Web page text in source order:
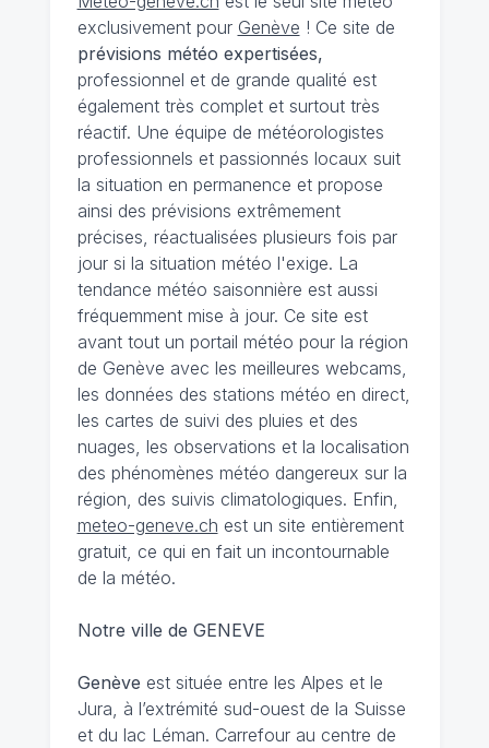
exclusivement pour Genève ! Ce site de
prévisions météo expertisées,
professionnel et de grande qualité est
également très complet et surtout très
réactif. Une équipe de météorologistes
professionnels et passionnés locaux suit
la situation en permanence et propose
ainsi des prévisions extrêmement
précises, réactualisées plusieurs fois par
jour si la situation météo l'exige. La
tendance météo saisonnière est aussi
fréquemment mise à jour. Ce site est
avant tout un portail météo pour la région
de Genève avec les meilleures webcams,
les données des stations météo en direct,
les cartes de suivi des pluies et des
nuages, les observations et la localisation
des phénomènes météo dangereux sur la
région, des suivis climatologiques. Enfin,
meteo-geneve.ch est un site entièrement
gratuit, ce qui en fait un incontournable
de la météo.
Notre ville de GENEVE
Genève est située entre les Alpes et le
Jura, à l’extrémité sud-ouest de la Suisse
et du lac Léman. Carrefour au centre de